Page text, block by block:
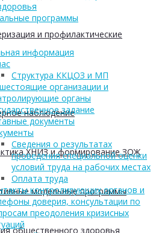
и профилактические
наблюдение
ХНИЗ и формирование ЗОЖ
модельные программы
общественного здоровья
программы
информация
Структура ККЦОЗ и МП
организации и
органы
задание
документы
Сведения о результатах
проведения специальной оценки
условий труда на рабочих местах
Оплата труда
контролирующих органов и
доверия, консультации по
преодоления кризисных